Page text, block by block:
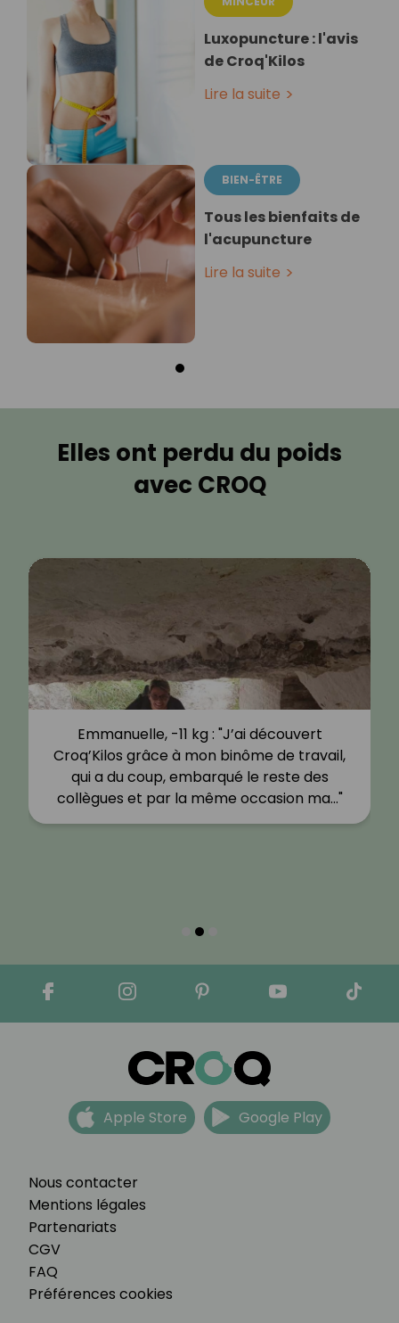
Luxopuncture : l'avis
de Croq'Kilos
Lire la suite
BIEN-ÊTRE
Tous les bienfaits de
l'acupuncture
Lire la suite
Elles ont perdu du poids
avec CROQ
Emmanuelle, -11 kg : "J’ai découvert
Croq’Kilos grâce à mon binôme de travail,
qui a du coup, embarqué le reste des
collègues et par la même occasion ma…"
Nous contacter
Mentions légales
Partenariats
CGV
FAQ
Préférences cookies
Apple Store Google Play